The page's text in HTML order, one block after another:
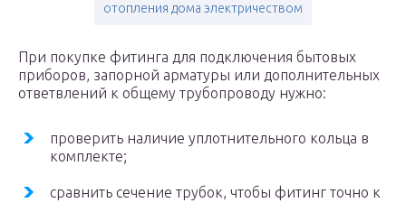
отопления дома электричеством
При покупке фитинга для подключения бытовых
приборов, запорной арматуры или дополнительных
ответвлений к общему трубопроводу нужно:
проверить наличие уплотнительного кольца в
комплекте;
сравнить сечение трубок, чтобы фитинг точно к